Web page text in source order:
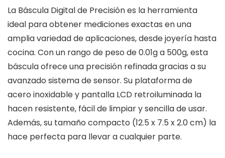
La Báscula Digital de Precisión es la herramienta
ideal para obtener mediciones exactas en una
amplia variedad de aplicaciones, desde joyería hasta
cocina. Con un rango de peso de 0.01g a 500g, esta
báscula ofrece una precisión refinada gracias a su
avanzado sistema de sensor. Su plataforma de
acero inoxidable y pantalla LCD retroiluminada la
hacen resistente, fácil de limpiar y sencilla de usar.
Además, su tamaño compacto (12.5 x 7.5 x 2.0 cm) la
hace perfecta para llevar a cualquier parte.